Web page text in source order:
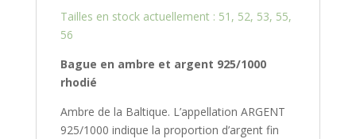
Tailles en stock actuellement : 51, 52, 53, 55,
56
Bague en ambre et argent 925/1000
rhodié
Ambre de la Baltique. L’appellation ARGENT
925/1000 indique la proportion d’argent fin